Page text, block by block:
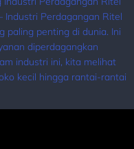
Perdagangan Ritel
paling penting di dunia. Ini
diperdagangkan
industri ini, kita melihat
kecil hingga rantai-rantai